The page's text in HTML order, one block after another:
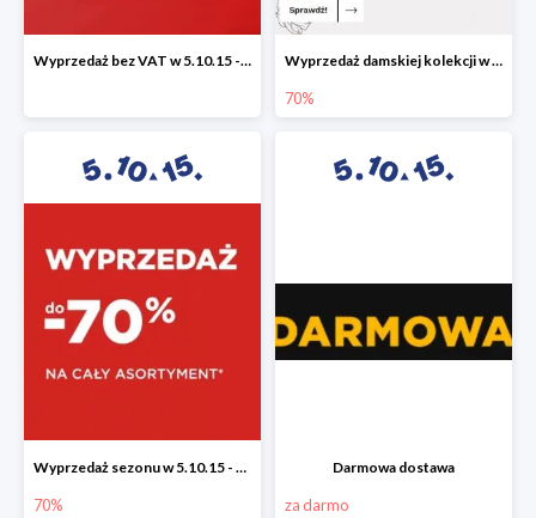
Wyprzedaż bez VAT w 5.10.15 - dodatkowe -23% rabatu Wyprzedaż damskiej kolekcji w 5.10.15 - ubrania, obuwie i dodatki do -70%
70%
Wyprzedaż sezonu w 5.10.15 - cały asortyment -70%
70%
Darmowa dostawa
za darmo